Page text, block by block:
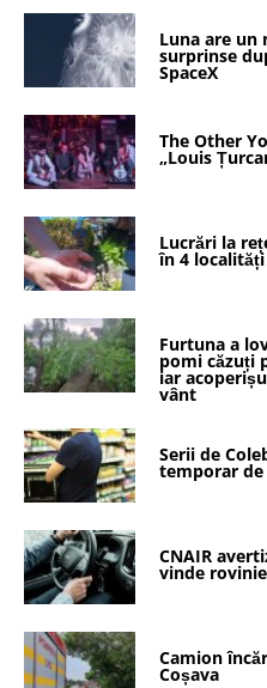
Luna are un
surprinse
SpaceX
The Other
„Louis
Lucrări la
în 4
Furtuna a
pomi căzuți
iar
vânt
Serii de
temporar de
CNAIR
vinde
Camion
Coșava